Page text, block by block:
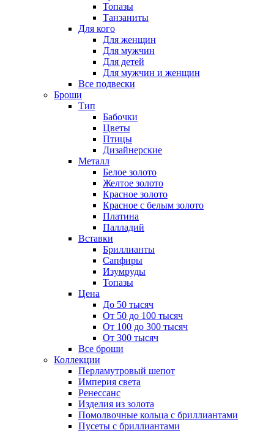
Топазы
Танзаниты
Для кого
Для женщин
Для мужчин
Для детей
Для мужчин и женщин
Все подвески
Броши
Тип
Бабочки
Цветы
Птицы
Дизайнерские
Металл
Белое золото
Желтое золото
Красное золото
Красное с белым золото
Платина
Палладий
Вставки
Бриллианты
Сапфиры
Изумруды
Топазы
Цена
До 50 тысяч
От 50 до 100 тысяч
От 100 до 300 тысяч
От 300 тысяч
Все броши
Коллекции
Перламутровый шепот
Империя света
Ренессанс
Изделия из золота
Помолвочные кольца с бриллиантами
Пусеты с бриллиантами